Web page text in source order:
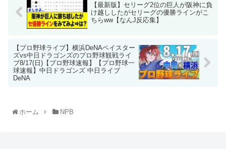
【最新版】セリーグ2位の巨人が阪神に負
け越ししたがセリーグの優勝ラインがこ
ちらww【なんJ反応集】
【プロ野球ライブ】横浜DeNAベイスター
ズvs中日ドラゴンズのプロ野球観戦ライ
ブ8/17(日)【プロ野球速報】【プロ野球一
球速報】中日ドラゴンズ 中日ライブ
DeNA
ホーム NPB